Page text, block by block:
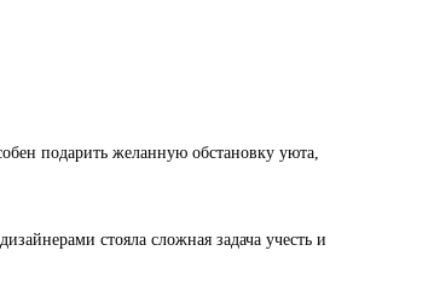
подарить желанную обстановку уюта,
стояла сложная задача учесть и